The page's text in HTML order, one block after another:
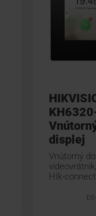
displej
Vnútorný
HIk-